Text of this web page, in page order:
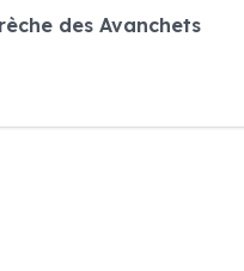
des Avanchets